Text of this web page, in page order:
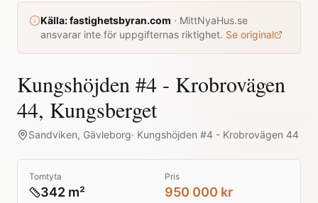
Källa:fastighetsbyran.com · MittNyaHus.se
ansvarar inte för uppgifternas riktighet. Se original
Kungshöjden #4 - Krobrovägen
44, Kungsberget
Sandviken, Gävleborg· Kungshöjden #4 - Krobrovägen 44
Tomtyta
342 m²
Pris
950 000 kr